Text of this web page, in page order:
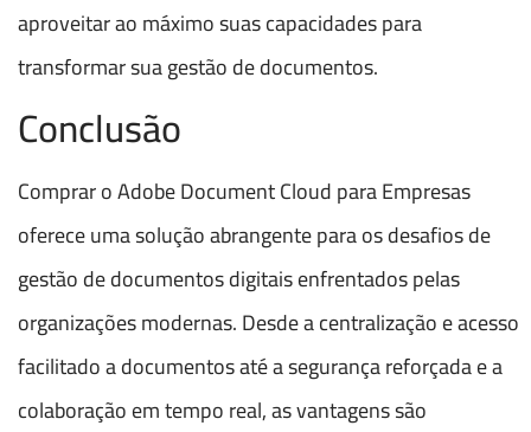
aproveitar ao máximo suas capacidades para
transformar sua gestão de documentos.
Conclusão
Comprar o Adobe Document Cloud para Empresas
oferece uma solução abrangente para os desafios de
gestão de documentos digitais enfrentados pelas
organizações modernas. Desde a centralização e acesso
facilitado a documentos até a segurança reforçada e a
colaboração em tempo real, as vantagens são